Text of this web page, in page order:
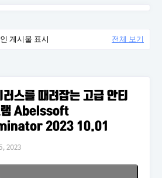
인 게시물 표시 전체 보기
스를 때려잡는 고급 안티
램 Abelssoft
2023 10.01
2023